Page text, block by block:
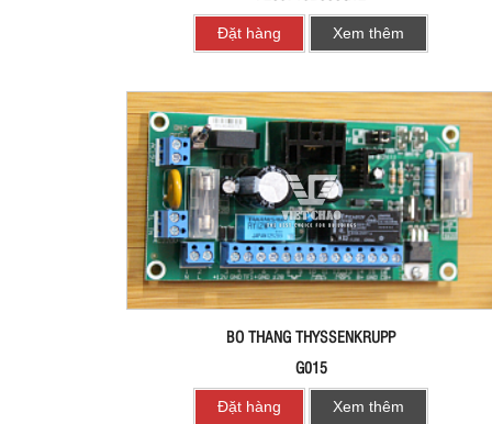
Đặt hàng Xem thêm
BO THANG THYSSENKRUPP
G015
Đặt hàng Xem thêm